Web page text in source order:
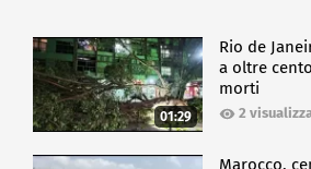
01:29
Rio de
a oltre
morti
2
Marocco,